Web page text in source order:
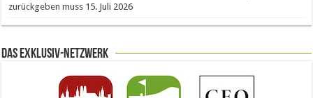
zurückgeben muss 15. Juli 2026
Das Exklusiv-Netzwerk